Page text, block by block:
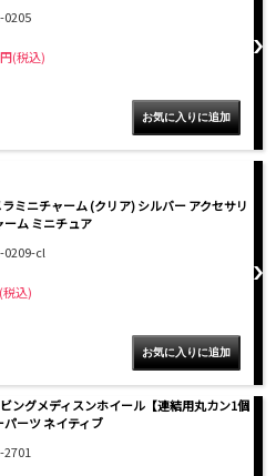
0205
(税込)
ミニチャーム (クリア) シルバー アクセサリ
ーム ミニチュア
0209-cl
込)
ングメディスンホイール【連結用丸カン1個
ーツ ネイティブ